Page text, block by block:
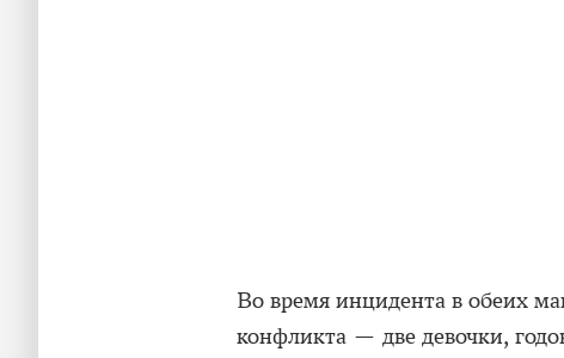
Во время инцидента в обеих
конфликта — две девочки,